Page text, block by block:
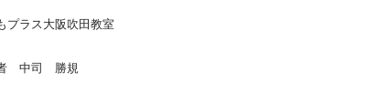
プラス大阪吹田教室
中司 勝規